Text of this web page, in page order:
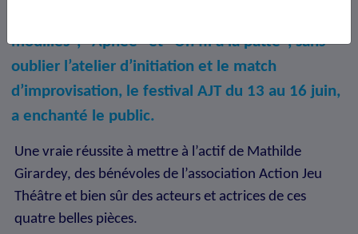
mouillés", "Apnée" et "Un fil à la patte", sans
oublier l’atelier d’initiation et le match
d’improvisation, le festival AJT du 13 au 16 juin,
a enchanté le public.
Une vraie réussite à mettre à l’actif de Mathilde
Girardey, des bénévoles de l’association Action Jeu
Théâtre et bien sûr des acteurs et actrices de ces
quatre belles pièces.